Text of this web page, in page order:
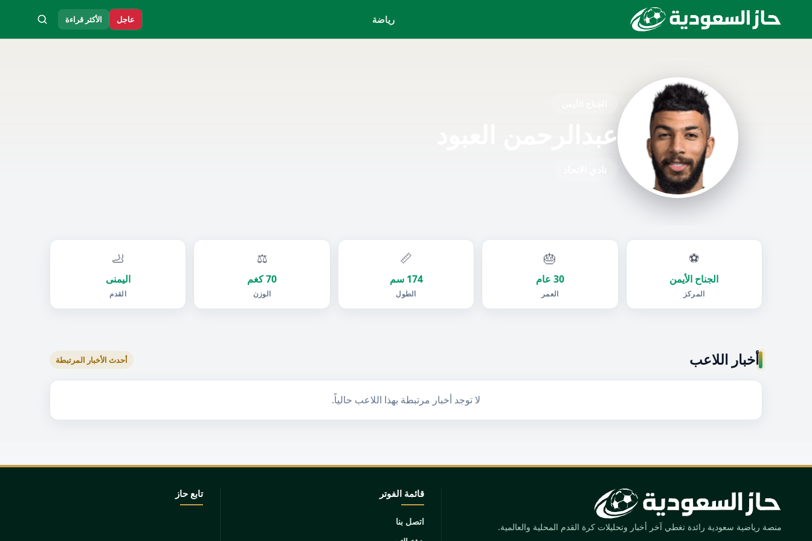
رياضة عاجل الأكثر قراءة
عبدالرحمن العبود
⚽
الجناح الأيمن
المركز
🎂
30 عام
العمر
📏
174 سم
الطول
⚖️
70 كغم
الوزن
🦶
اليمنى
القدم
أخبار اللاعب أحدث الأخبار المرتبطة
لا توجد أخبار مرتبطة بهذا اللاعب حالياً.
منصة رياضية سعودية رائدة تغطي آخر أخبار وتحليلات كرة القدم المحلية والعالمية.
قائمة الفوتر
اتصل بنا
تابع حاز